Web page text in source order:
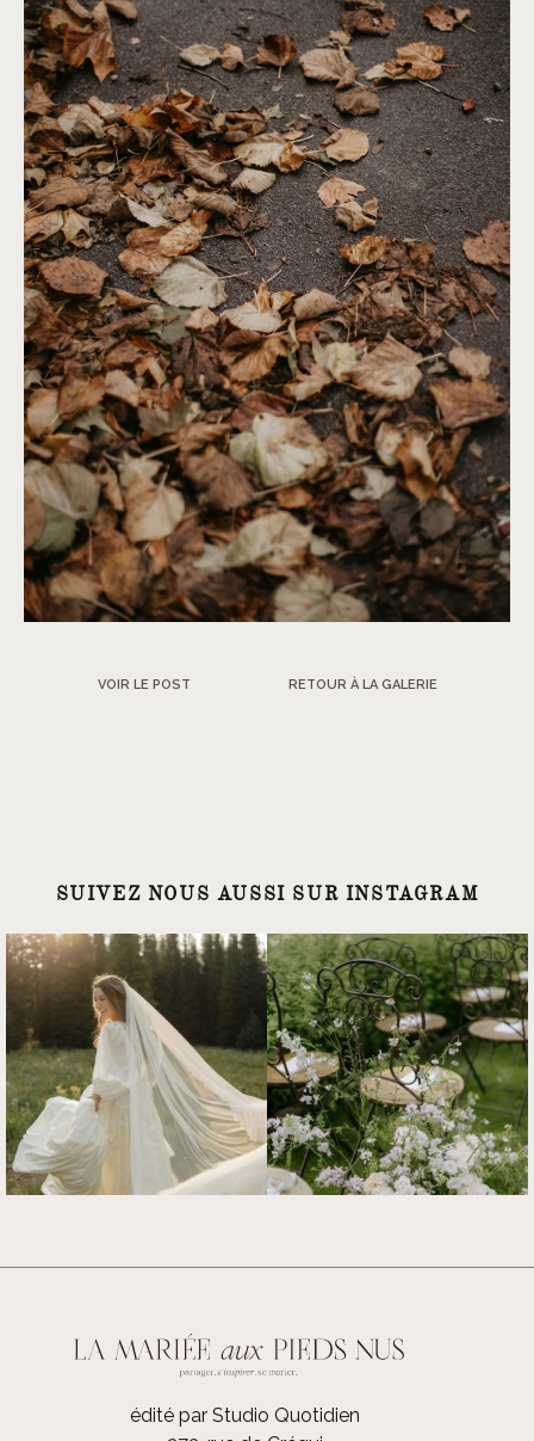
VOIR LE POST RETOUR À LA GALERIE
SUIVEZ NOUS AUSSI SUR INSTAGRAM
édité par Studio Quotidien